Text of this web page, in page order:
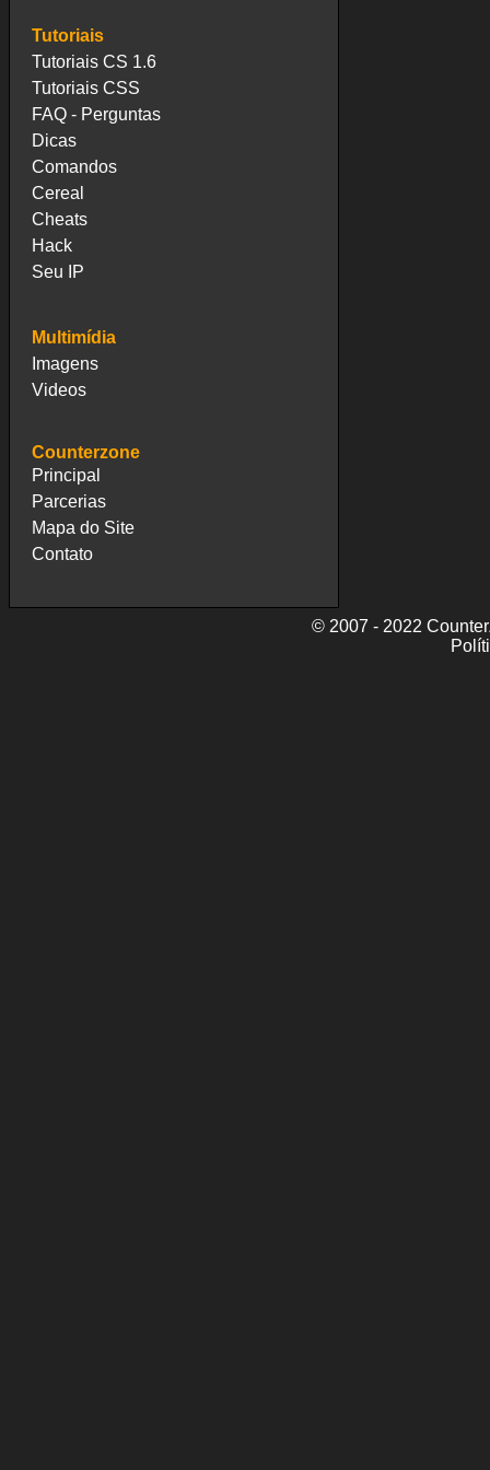
Tutoriais
Tutoriais CS 1.6
Tutoriais CSS
FAQ - Perguntas
Dicas
Comandos
Cereal
Cheats
Hack
Seu IP
Multimídia
Imagens
Videos
Counterzone
Principal
Parcerias
Mapa do Site
Contato
© 2007 - 2022